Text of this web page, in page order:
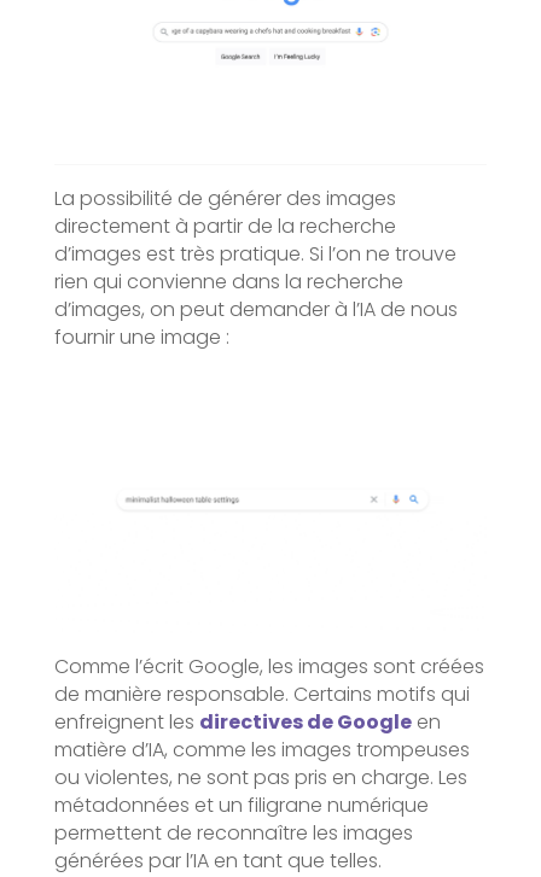
La possibilité de générer des images
directement à partir de la recherche
d’images est très pratique. Si l’on ne trouve
rien qui convienne dans la recherche
d’images, on peut demander à l’IA de nous
fournir une image :
Comme l’écrit Google, les images sont créées
de manière responsable. Certains motifs qui
enfreignent les directives de Googleen
matière d’IA, comme les images trompeuses
ou violentes, ne sont pas pris en charge. Les
métadonnées et un filigrane numérique
permettent de reconnaître les images
générées par l’IA en tant que telles.